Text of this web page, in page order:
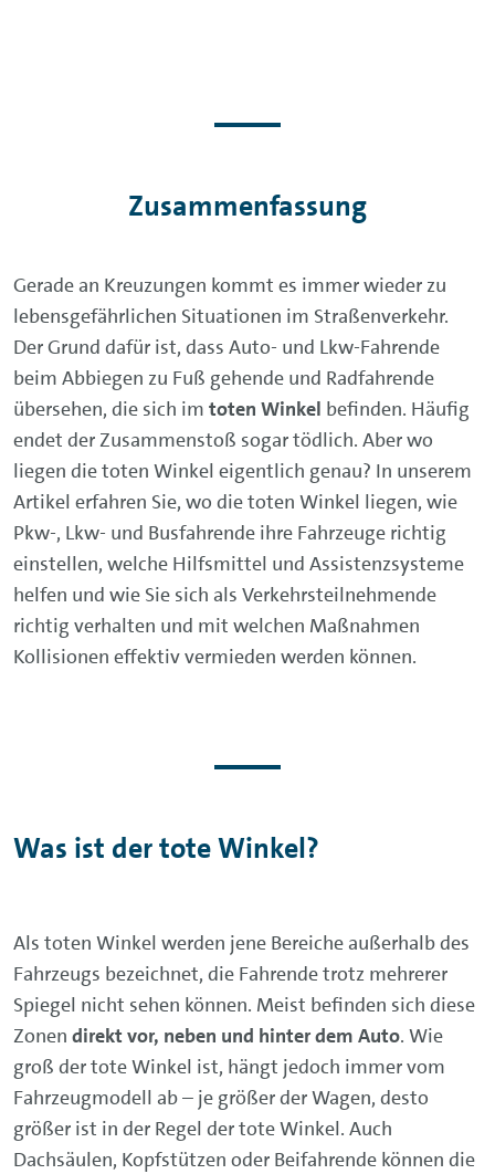
Zusammenfassung
Gerade an Kreuzungen kommt es immer wieder zu
lebensgefährlichen Situationen im Straßenverkehr.
Der Grund dafür ist, dass Auto- und Lkw-Fahrende
beim Abbiegen zu Fuß gehende und Radfahrende
übersehen, die sich im toten Winkel befinden. Häufig
endet der Zusammenstoß sogar tödlich. Aber wo
liegen die toten Winkel eigentlich genau? In unserem
Artikel erfahren Sie, wo die toten Winkel liegen, wie
Pkw-, Lkw- und Busfahrende ihre Fahrzeuge richtig
einstellen, welche Hilfsmittel und Assistenzsysteme
helfen und wie Sie sich als Verkehrsteilnehmende
richtig verhalten und mit welchen Maßnahmen
Kollisionen effektiv vermieden werden können.
Was ist der tote Winkel?
Als toten Winkel werden jene Bereiche außerhalb des
Fahrzeugs bezeichnet, die Fahrende trotz mehrerer
Spiegel nicht sehen können. Meist befinden sich diese
Zonen direkt vor, neben und hinter dem Auto. Wie
groß der tote Winkel ist, hängt jedoch immer vom
Fahrzeugmodell ab – je größer der Wagen, desto
größer ist in der Regel der tote Winkel. Auch
Dachsäulen, Kopfstützen oder Beifahrende können die